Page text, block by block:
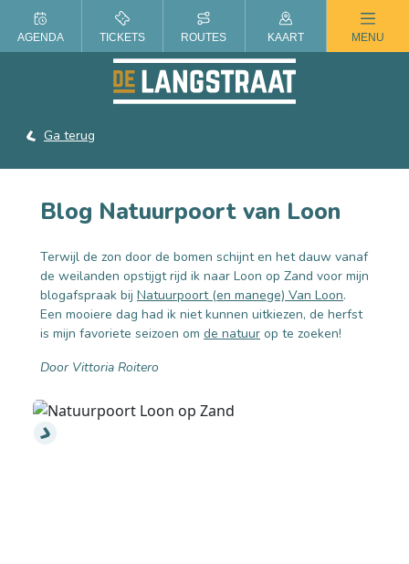
ZOMER IN DE LANGSTRAAT
Ga terug
Blog Natuurpoort van Loon
Terwijl de zon door de bomen schijnt en het dauw vanaf
de weilanden opstijgt rijd ik naar Loon op Zand voor mijn
blogafspraak bij Natuurpoort (en manege) Van Loon.
Een mooiere dag had ik niet kunnen uitkiezen, de herfst
is mijn favoriete seizoen om de natuur op te zoeken!
Door Vittoria Roitero
AGENDA TICKETS ROUTES KAART MENU